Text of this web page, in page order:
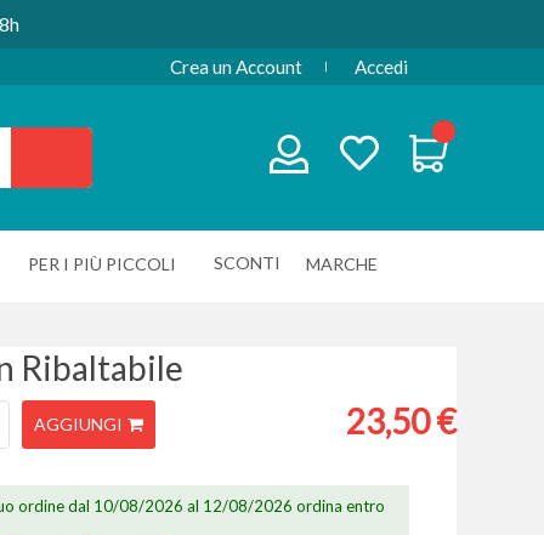
Crea un Account Accedi
PER I PIÙ PICCOLI SCONTI MARCHE
Ribaltabile
AGGIUNGI 23,50 €
ordine dal 10/08/2026 al 12/08/2026 ordina entro